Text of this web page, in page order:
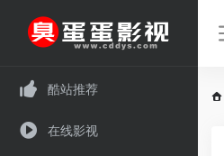
酷站推荐
在线影视